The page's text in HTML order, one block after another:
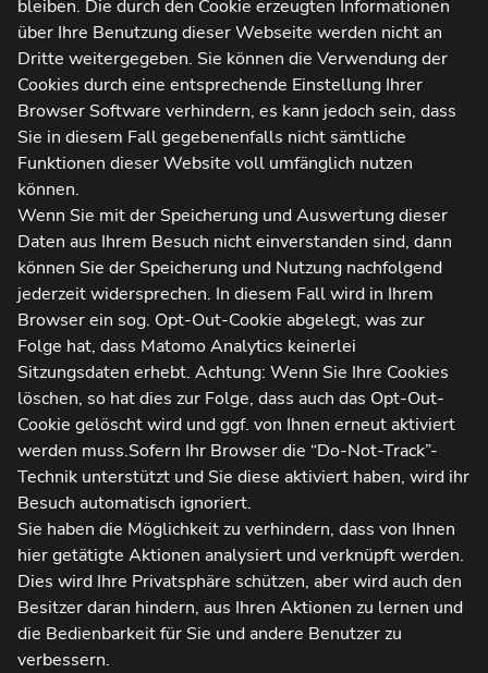
bleiben. Die durch den Cookie erzeugten Informationen
über Ihre Benutzung dieser Webseite werden nicht an
Dritte weitergegeben. Sie können die Verwendung der
Cookies durch eine entsprechende Einstellung Ihrer
Browser Software verhindern, es kann jedoch sein, dass
Sie in diesem Fall gegebenenfalls nicht sämtliche
Funktionen dieser Website voll umfänglich nutzen
können.
Wenn Sie mit der Speicherung und Auswertung dieser
Daten aus Ihrem Besuch nicht einverstanden sind, dann
können Sie der Speicherung und Nutzung nachfolgend
jederzeit widersprechen. In diesem Fall wird in Ihrem
Browser ein sog. Opt-Out-Cookie abgelegt, was zur
Folge hat, dass Matomo Analytics keinerlei
Sitzungsdaten erhebt. Achtung: Wenn Sie Ihre Cookies
löschen, so hat dies zur Folge, dass auch das Opt-Out-
Cookie gelöscht wird und ggf. von Ihnen erneut aktiviert
werden muss.Sofern Ihr Browser die “Do-Not-Track”-
Technik unterstützt und Sie diese aktiviert haben, wird ihr
Besuch automatisch ignoriert.
Sie haben die Möglichkeit zu verhindern, dass von Ihnen
hier getätigte Aktionen analysiert und verknüpft werden.
Dies wird Ihre Privatsphäre schützen, aber wird auch den
Besitzer daran hindern, aus Ihren Aktionen zu lernen und
die Bedienbarkeit für Sie und andere Benutzer zu
verbessern.